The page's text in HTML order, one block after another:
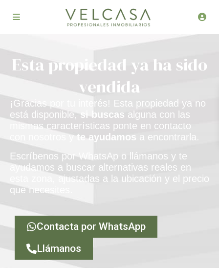
Esta propiedad ya ha sido
vendida​
¡Gracias por tu interés! Esta propiedad ya no
está disponible,si buscas alguna con las
mismas características ponte en contacto
con nosotros yte ayudamos a encontrarla.
Escríbenos por WhatsAp o llámanos y te
ayudamos a buscar alternativas reales en
esta zona, ajustadas a la ubicación y el precio
que necesites.
Contacta por WhatsApp
Llámanos